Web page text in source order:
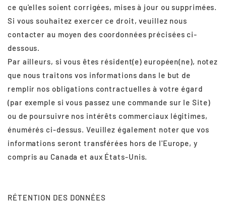
ce qu'elles soient corrigées, mises à jour ou supprimées.
Si vous souhaitez exercer ce droit, veuillez nous
contacter au moyen des coordonnées précisées ci-
dessous.
Par ailleurs, si vous êtes résident(e) européen(ne), notez
que nous traitons vos informations dans le but de
remplir nos obligations contractuelles à votre égard
(par exemple si vous passez une commande sur le Site)
ou de poursuivre nos intérêts commerciaux légitimes,
énumérés ci-dessus. Veuillez également noter que vos
informations seront transférées hors de l'Europe, y
compris au Canada et aux États-Unis.
RÉTENTION DES DONNÉES